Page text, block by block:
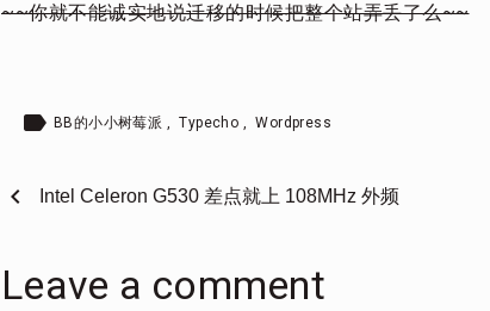
~~你就不能诚实地说迁移的时候把整个站弄丢了么~~
label BB的小小树莓派 , Typecho , Wordpress
chevron_left Intel Celeron G530 差点就上 108MHz 外频
Leave a comment